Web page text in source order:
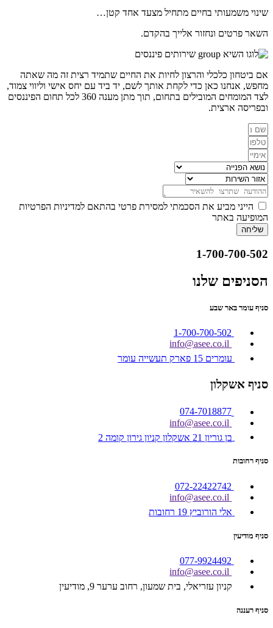
שינוי משמעותי בחיים מתחיל מצעד אחד קטן…
השאר פרטים ונחזור אלייך בהקדם.
אם ביטחון כלכלי והרצון לחיות את החיים שתמיד רצית זה מה שאתה
מחפש, אנחנו כאן כדי לקחת אותך לשם, יד ביד עם יחס אישי וליווי צמוד,
לצד המומחים המובילים בתחום, תוך מתן מענה 360 לכל תחום הפיננסים
ובפריסה ארצית.
הייני מביע את הסכמתי למסירת פרטי בהתאם למדיניות הפרטיות
המופיעה באתר
שליחה
1-700-700-502
הסניפים שלנו
סניף עומר באר שבע
1-700-700-502
info@asee.co.il
עומרים 15 פארק תעשייה עומר
סניף אשקלון
074-7018877
info@asee.co.il
בן גוריון 21 אשקלון קניון גירון קומה 2
סניף רחובות
072-22422742
info@asee.co.il
אלי הורוביץ 19 רחובות
סניף מודיעין
077-9924492
info@asee.co.il
קניון עזריאלי, בית שמעון, רחוב ערער 9, מודיעין
סניף רעננה